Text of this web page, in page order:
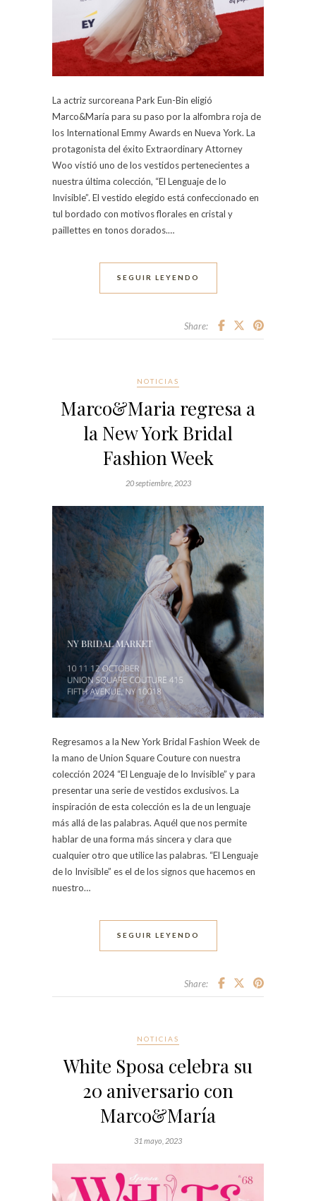
La actriz surcoreana Park Eun-Bin eligió
Marco&María para su paso por la alfombra roja de
los International Emmy Awards en Nueva York. La
protagonista del éxito Extraordinary Attorney
Woo vistió uno de los vestidos pertenecientes a
nuestra última colección, “El Lenguaje de lo
Invisible”. El vestido elegido está confeccionado en
tul bordado con motivos florales en cristal y
paillettes en tonos dorados.…
SEGUIR LEYENDO
Share:
NOTICIAS
Marco&Maria regresa a
la New York Bridal
Fashion Week
20 septiembre, 2023
Regresamos a la New York Bridal Fashion Week de
la mano de Union Square Couture con nuestra
colección 2024 “El Lenguaje de lo Invisible” y para
presentar una serie de vestidos exclusivos. La
inspiración de esta colección es la de un lenguaje
más allá de las palabras. Aquél que nos permite
hablar de una forma más sincera y clara que
cualquier otro que utilice las palabras. “El Lenguaje
de lo Invisible” es el de los signos que hacemos en
nuestro…
SEGUIR LEYENDO
Share:
NOTICIAS
White Sposa celebra su
20 aniversario con
Marco&María
31 mayo, 2023